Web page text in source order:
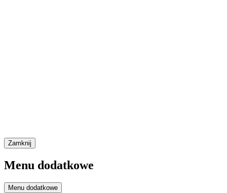
Zamknij
Menu dodatkowe
Menu dodatkowe